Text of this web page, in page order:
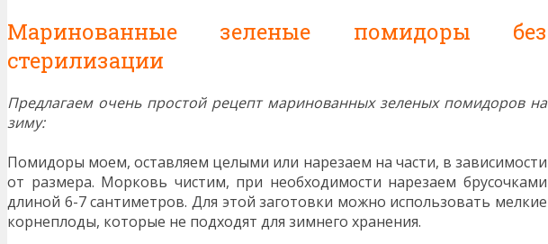
Маринованные зеленые помидоры без
стерилизации
Предлагаем очень простой рецепт маринованных зеленых помидоров на
зиму:
Помидоры моем, оставляем целыми или нарезаем на части, в зависимости
от размера. Морковь чистим, при необходимости нарезаем брусочками
длиной 6-7 сантиметров. Для этой заготовки можно использовать мелкие
корнеплоды, которые не подходят для зимнего хранения.